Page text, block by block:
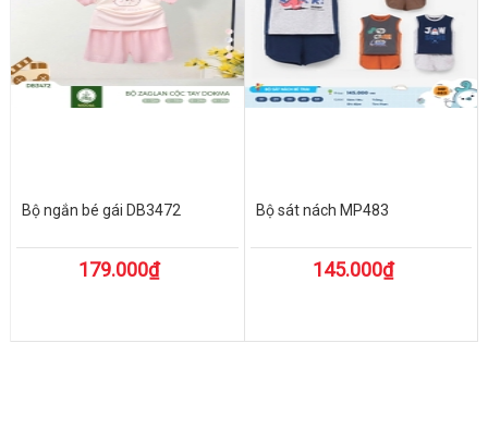
Bộ ngắn bé gái DB3472
179.000₫
Bộ sát nách MP483
145.000₫